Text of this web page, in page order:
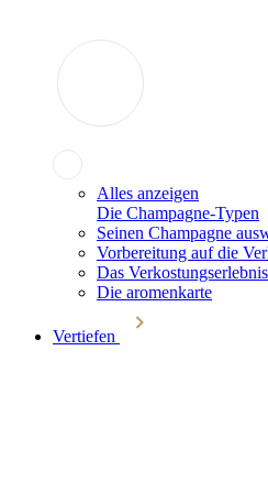
Alles anzeigen
Die Champagne-Typen
Seinen Champagne
Vorbereitung auf die
Das Verkostungserlebnis
Die aromenkarte
Vertiefen